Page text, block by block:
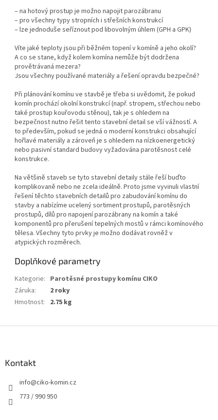
– na hotový prostup je možno napojit parozábranu
– pro všechny typy stropních i střešních konstrukcí
– lze jednoduše seříznout pod libovolným úhlem (GPH a GPK)
Víte jaké teploty jsou při běžném topení v komíně a jeho okolí?
A co se stane, když kolem komína nemůže být dodržena
provětrávaná mezera?
Jsou všechny používané materiály a řešení opravdu bezpečné?
Při plánování komínu ve stavbě je třeba si uvědomit, že pokud
komín prochází okolní konstrukcí (např. stropem, střechou nebo
také prostup kouřovodu stěnou), tak je s ohledem na
bezpečnost nutno řešit tento stavební detail se vší vážností. A
to především, pokud se jedná o moderní konstrukci obsahující
hořlavé materiály a zároveň je s ohledem na nízkoenergetický
nebo pasivní standard budovy vyžadována parotěsnost celé
konstrukce.
Na většině staveb se tyto stavební detaily stále řeší buďto
komplikovaně nebo ne zcela ideálně. Proto jsme vyvinuli vlastní
řešení těchto stavebních detailů pro zabudování komínu do
stavby a nabízíme ucelený sortiment prostupů, parotěsných
prostupů, dílů pro napojení parozábrany na komín a také
komponentů pro přerušení tepelných mostů v rámci komínového
tělesa. Všechny tyto prvky je možno dodávat rovněž v
atypických rozměrech.
Doplňkové parametry
Kategorie: Parotěsné prostupy komínu CIKO
Záruka:
2 roky
Hmotnost: 2.75 kg
Kontakt
info@ciko-komin.cz
773 / 990 950